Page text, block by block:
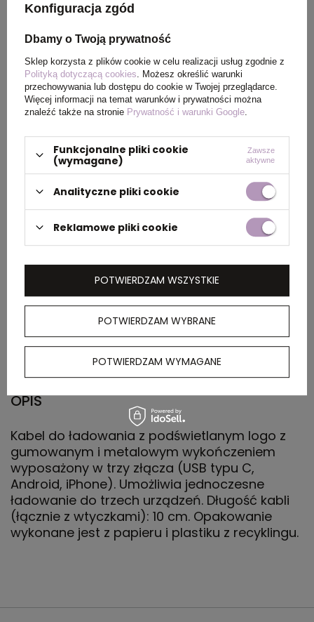
produktu (g)
Materiał
Plastik PET z recyklingu,
Metal, Guma
Kolor Reflex blue, Czarny
PAKOWANIE
Wymiary
zewnętrznego
50 x 32 x 23 cm
zewnętrznego
8 kg
OPIS
Kabel do ładowania z podświetlanym logo z
gumowanym i metalowym wykończeniem
wyposażony w trzy złącza (USB typu C,
Android, iPhone). Umożliwia jednoczesne
ładowanie do trzech urządzeń. Długość kabli
(łącznie z wtyczkami): 10 cm. Opakowanie
wykonane jest z papieru i plastiku z recyklingu.
Konfiguracja zgód
Dbamy o Twoją prywatność
Sklep korzysta z plików cookie w celu realizacji usług zgodnie z
Polityką dotyczącą cookies . Możesz określić warunki
przechowywania lub dostępu do cookie w Twojej przeglądarce.
Więcej informacji na temat warunków i prywatności można
znaleźć także na stronie Prywatność i warunki Google
Funkcjonalne pliki cookie
(wymagane)
Zawsze
aktywne
Analityczne pliki cookie
Reklamowe pliki cookie
POTWIERDZAM WYBRANE
POTWIERDZAM WYMAGANE
POTWIERDZAM WSZYSTKIE